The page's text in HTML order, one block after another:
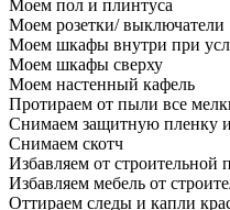
Моем пол и плинтуса
Моем розетки/ выключатели
Моем шкафы внутри при
Моем шкафы сверху
Моем настенный кафель
Протираем от пыли все
Снимаем защитную пленку
Снимаем скотч
Избавляем от
Избавляем мебель от
Оттираем следы и капли